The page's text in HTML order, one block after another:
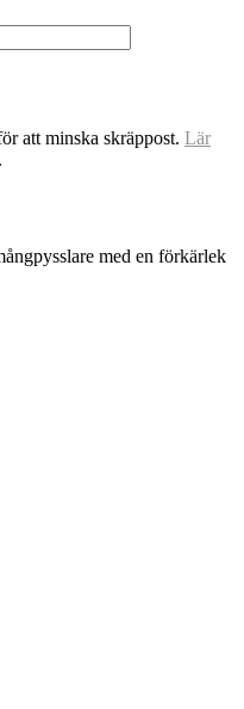
att minska skräppost. Lär
.
med en förkärlek